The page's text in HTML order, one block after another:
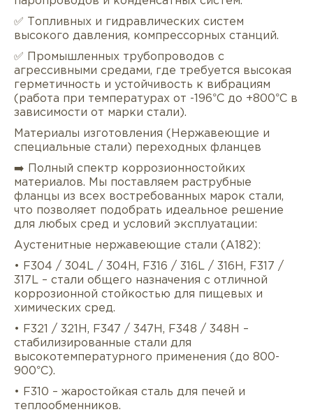
Описание Характеристики
Услуги Оплата/доставка Отзывы/
✅ Топливных и гидравлических систем
высокого давления, компрессорных станций.
✅ Промышленных трубопроводов с
агрессивными средами, где требуется высокая
герметичность и устойчивость к вибрациям
(работа при температурах от -196°C до +800°C в
зависимости от марки стали).
Материалы изготовления (Нержавеющие и
специальные стали) переходных фланцев
➡️ Полный спектр коррозионностойких
материалов. Мы поставляем раструбные
фланцы из всех востребованных марок стали,
что позволяет подобрать идеальное решение
для любых сред и условий эксплуатации:
Аустенитные нержавеющие стали (A182):
• F304 / 304L / 304H, F316 / 316L / 316H, F317 /
317L – стали общего назначения с отличной
коррозионной стойкостью для пищевых и
химических сред.
• F321 / 321H, F347 / 347H, F348 / 348H –
стабилизированные стали для
высокотемпературного применения (до 800-
900°C).
• F310 – жаростойкая сталь для печей и
теплообменников.